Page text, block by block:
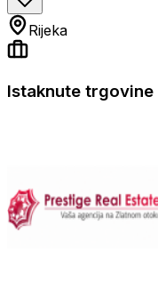
Rijeka
Istaknute trgovine